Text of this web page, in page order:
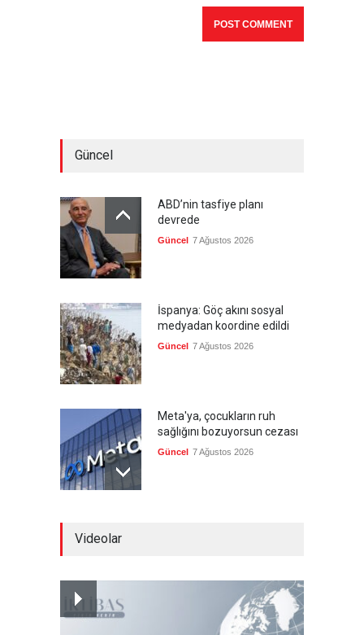
Güncel
ABD’nin tasfiye planı
devrede
Güncel 7 Ağustos 2026
İspanya: Göç akını sosyal
medyadan koordine edildi
Güncel 7 Ağustos 2026
Meta'ya, çocukların ruh
sağlığını bozuyorsun cezası
Güncel 7 Ağustos 2026
Suudi Arabistan, Türkiye ve
Videolar